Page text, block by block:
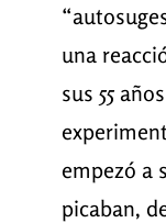
una
sus 55
empezó a
picaban,